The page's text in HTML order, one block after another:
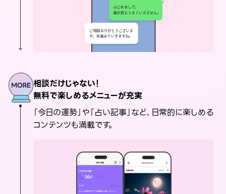
相談だけじゃない！
無料で楽しめるメニューが充実
「今日の運勢」や「占い記事」など、日常的に楽しめる
コンテンツも満載です。